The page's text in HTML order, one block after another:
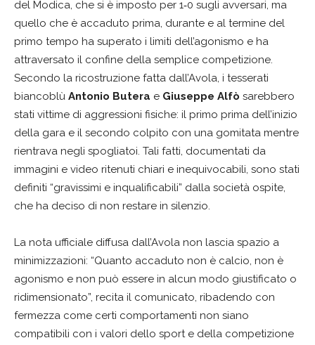
del Modica, che si è imposto per 1‑0 sugli avversari, ma
quello che è accaduto prima, durante e al termine del
primo tempo ha superato i limiti dell’agonismo e ha
attraversato il confine della semplice competizione.
Secondo la ricostruzione fatta dall’Avola, i tesserati
biancoblù Antonio Butera e Giuseppe Alfò sarebbero
stati vittime di aggressioni fisiche: il primo prima dell’inizio
della gara e il secondo colpito con una gomitata mentre
rientrava negli spogliatoi. Tali fatti, documentati da
immagini e video ritenuti chiari e inequivocabili, sono stati
definiti “gravissimi e inqualificabili” dalla società ospite,
che ha deciso di non restare in silenzio.
La nota ufficiale diffusa dall’Avola non lascia spazio a
minimizzazioni: “Quanto accaduto non è calcio, non è
agonismo e non può essere in alcun modo giustificato o
ridimensionato”, recita il comunicato, ribadendo con
fermezza come certi comportamenti non siano
compatibili con i valori dello sport e della competizione